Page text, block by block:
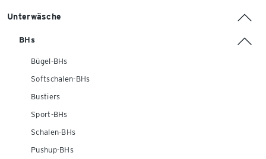
Unterwäsche
BHs
Bügel-BHs
Softschalen-BHs
Bustiers
Sport-BHs
Schalen-BHs
Pushup-BHs